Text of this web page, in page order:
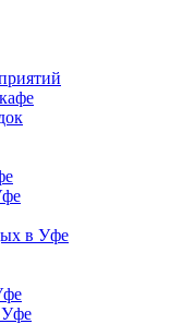
в Уфе
Уфе